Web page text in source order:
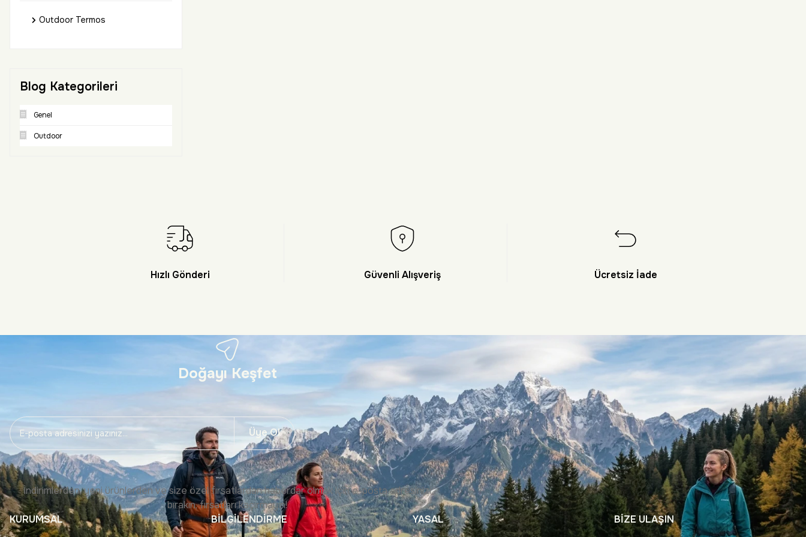
Outdoor Termos
Blog Kategorileri
Genel
Outdoor
Hızlı Gönderi Güvenli Alışveriş Ücretsiz İade
Doğayı Keşfet
Üye Ol
İndirimlerden, yeni ürünlerden ve size özel fırsatlardan haberdar olmak için e-posta adresinizi
bırakın, fırsatları kaçırmayın!
KURUMSAL
BİLGİLENDİRME YASAL BİZE ULAŞIN